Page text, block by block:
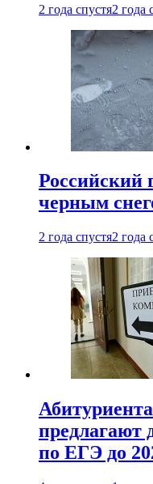
2 года спустя2 года
Российский
черным
2 года спустя2 года
предлагают
по ЕГЭ до